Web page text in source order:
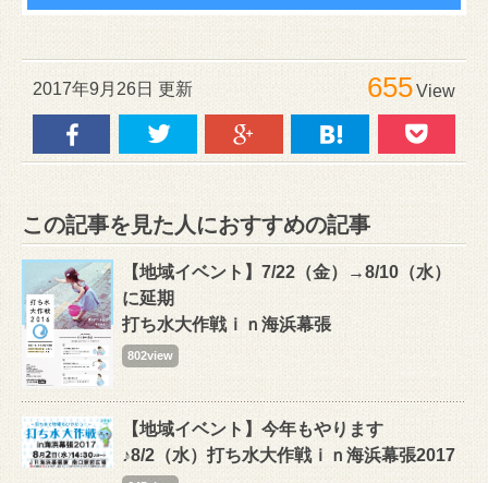
2017年9月26日 更新 655View
この記事を見た人におすすめの記事
【地域イベント】7/22（金）→8/10（水）
に延期
打ち水大作戦ｉｎ海浜幕張
802view
【地域イベント】今年もやります
♪8/2（水）打ち水大作戦ｉｎ海浜幕張2017